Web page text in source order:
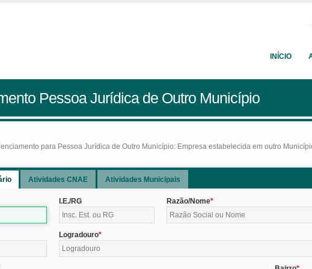
INÍCIO
Pessoa Jurídica de Outro Município
para Pessoa Jurídica de Outro Município: Empresa estabelecida em outro
Atividades CNAE Atividades Municipais
I.E./RG Razão/Nome
Logradouro